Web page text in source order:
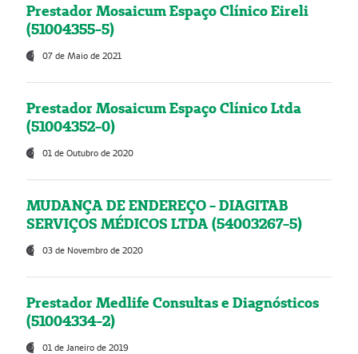
Prestador Mosaicum Espaço Clínico Eireli
(51004355-5)
07 de Maio de 2021
Prestador Mosaicum Espaço Clínico Ltda
(51004352-0)
01 de Outubro de 2020
MUDANÇA DE ENDEREÇO - DIAGITAB
SERVIÇOS MÉDICOS LTDA (54003267-5)
03 de Novembro de 2020
Prestador Medlife Consultas e Diagnósticos
(51004334-2)
01 de Janeiro de 2019